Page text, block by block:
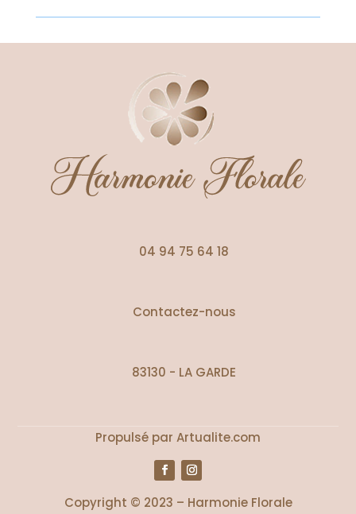
04 94 75 64 18
Contactez-nous
83130 - LA GARDE
Propulsé par Artualite.com
Copyright © 2023 – Harmonie Florale